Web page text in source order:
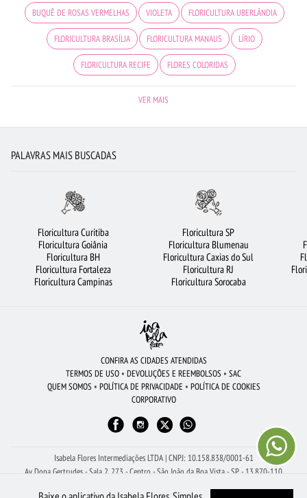
BUQUÊ DE ROSAS VERMELHAS VIOLETA FLORICULTURA UBERLÂNDIA
FLORICULTURA BRASÍLIA FLORICULTURA MANAUS LÍRIO
FLORICULTURA RECIFE FLORES COLORIDAS
BUQUÊ DE 12 ROSAS VERMELHAS MAIS BUSCADOS RAMALHETE DE FLORES
ROSAS VERMELHAS FLORICULTURA PORTO ALEGRE CESTA DE CHOCOLATE
FLORICULTURA SALVADOR FLORICULTURA SANTO ANDRÉ
COROA DE FLORES
FLORICULTURA SÃO BERNARDO DO CAMPO
FLORICULTURA BELÉM FLORICULTURA JOÃO PESSOA ROSAS AMARELAS
FLORICULTURA FORTALEZA
FLORICULTURA SP FLORICULTURA CURITIBA
ROSAS BRANCAS
VER MAIS
PALAVRAS MAIS BUSCADAS
Floricultura Curitiba
Floricultura Goiânia
Floricultura BH
Floricultura Fortaleza
Floricultura Campinas
Floricultura SP
Floricultura Blumenau
Floricultura Caxias do Sul
Floricultura RJ
Floricultura Sorocaba
CONFIRA AS CIDADES ATENDIDAS
TERMOS DE USO • DEVOLUÇÕES E REEMBOLSOS • SAC
QUEM SOMOS • POLÍTICA DE PRIVACIDADE • POLÍTICA DE COOKIES
CORPORATIVO
Isabela Flores Intermediações LTDA | CNPJ: 10.158.838/0001-61
Av Dona Gertrudes - Sala 2, 273 - Centro - São João da Boa Vista - SP - 13.870-110